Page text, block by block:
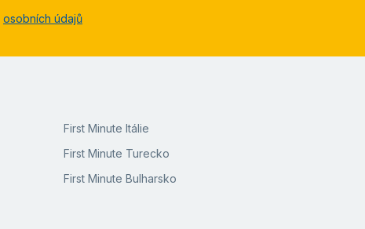
osobních údajů
First Minute Itálie
First Minute Turecko
First Minute Bulharsko